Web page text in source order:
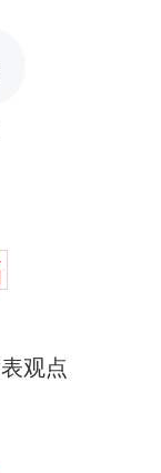
观点
”改写了
搬到楼下
中国烹饪
教师，笔